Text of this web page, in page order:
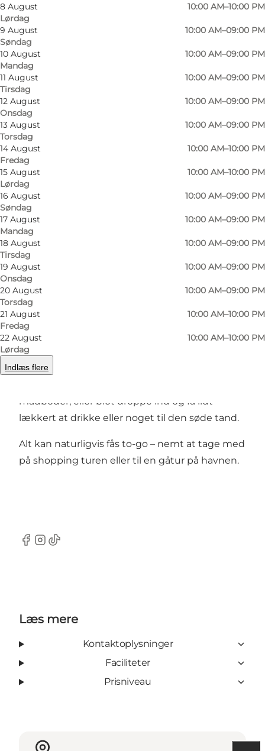
8 August
Lørdag
10:00 AM–10:00 PM
9 August
Søndag
10:00 AM–09:00 PM
10 August
Mandag
10:00 AM–09:00 PM
11 August
Tirsdag
10:00 AM–09:00 PM
12 August
Onsdag
10:00 AM–09:00 PM
13 August
Torsdag
10:00 AM–09:00 PM
14 August
Fredag
10:00 AM–10:00 PM
15 August
Lørdag
10:00 AM–10:00 PM
16 August
Søndag
10:00 AM–09:00 PM
17 August
Mandag
10:00 AM–09:00 PM
18 August
Tirsdag
10:00 AM–09:00 PM
19 August
Onsdag
10:00 AM–09:00 PM
20 August
Torsdag
10:00 AM–09:00 PM
21 August
Fredag
10:00 AM–10:00 PM
22 August
Lørdag
10:00 AM–10:00 PM
Indlæs flere
I Friis Streetfood kan du, hvis sulten melder sig,
benytte dig af en af de 12 madboder, hvor
Kaffebaren er en af dem.
Kaffebaren i Friis Streetfood har et mindre
udvalg af mad end de andre afdelinger af
Kaffebaren, i stedet har afdelingen flere små
kager og kagetapas, lækre desserter og et stort
udvalg af Kastbergs Gourmet is.
På drikkesiden er der et væld af spændende
varme drikke som f.eks både kaffer, teer,
chokolader, chailatte og matcha latte. Er du
mere til de kolde drikke laver vi både lækre
milkshakes, limonader, iceblends, frappéer eller
måske den lækre Isbombe som vi klart kan
anbefale.
Du kan både besøge Kaffebaren i Friis
Streetfood hvis du har lyst til lidt lækker kaffe
madboder, eller blot droppe ind og få lidt
lækkert at drikke eller noget til den søde tand.
Alt kan naturligvis fås to-go – nemt at tage med
på shopping turen eller til en gåtur på havnen.
Facebook
Instagram
Tiktok
Læs mere
Kontaktoplysninger
Faciliteter
Prisniveau